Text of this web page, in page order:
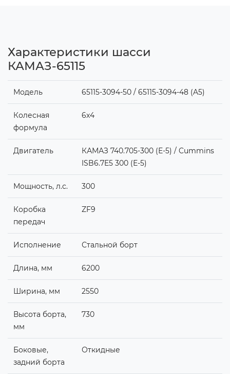
Характеристики шасси
КАМАЗ-65115
Модель 65115-3094-50 / 65115-3094-48 (A5)
Колесная
формула
6x4
Двигатель
КАМАЗ 740.705-300 (Е-5) / Cummins
ISB6.7E5 300 (Е-5)
Мощность, л.с. 300
Коробка
передач
ZF9
Исполнение Стальной борт
Длина, мм 6200
Ширина, мм 2550
Высота борта,
мм
730
Боковые,
задний борта
Откидные